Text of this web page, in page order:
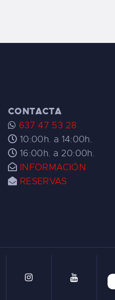
CONTACTA
637 47 53 28
10:00h. a 14:00h.
16:00h. a 20:00h.
INFORMACIÓN
RESERVAS